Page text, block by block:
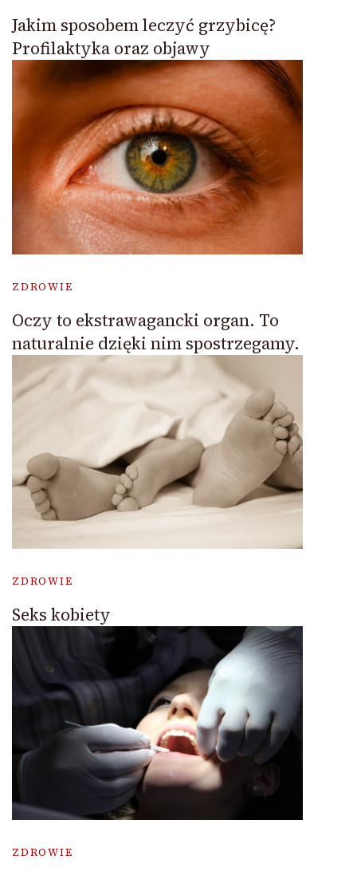
Jakim sposobem leczyć grzybicę?
Profilaktyka oraz objawy
ZDROWIE
Oczy to ekstrawagancki organ. To
naturalnie dzięki nim spostrzegamy.
ZDROWIE
Seks kobiety
ZDROWIE